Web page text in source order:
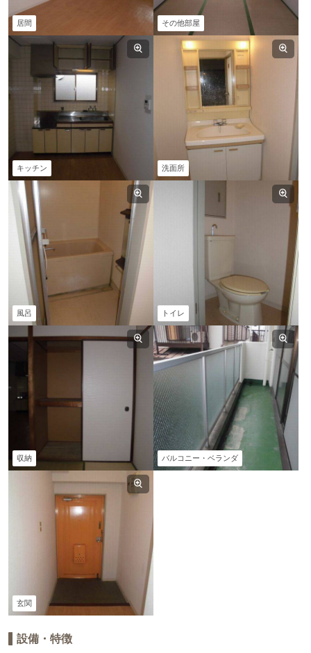
居間 その他部屋
キッチン 洗面所
風呂 トイレ
収納 バルコニー・ベランダ
玄関
設備・特徴